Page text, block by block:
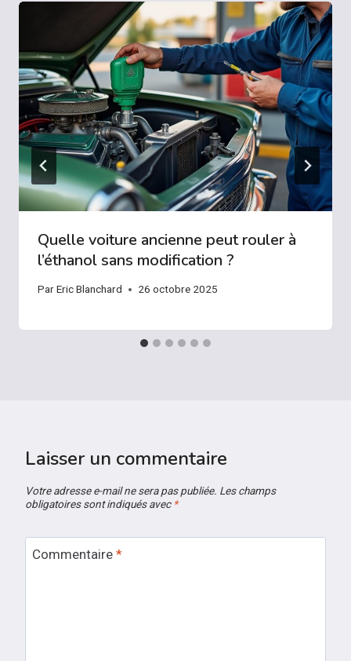
Quelle voiture ancienne peut rouler à
l’éthanol sans modification ?
ParEric Blanchard 26 octobre 2025
Laisser un commentaire
Votre adresse e-mail ne sera pas publiée. Les champs
obligatoires sont indiqués avec *
Commentaire *